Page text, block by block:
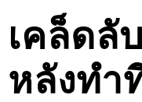
เคล็ดลั
หลังทำ